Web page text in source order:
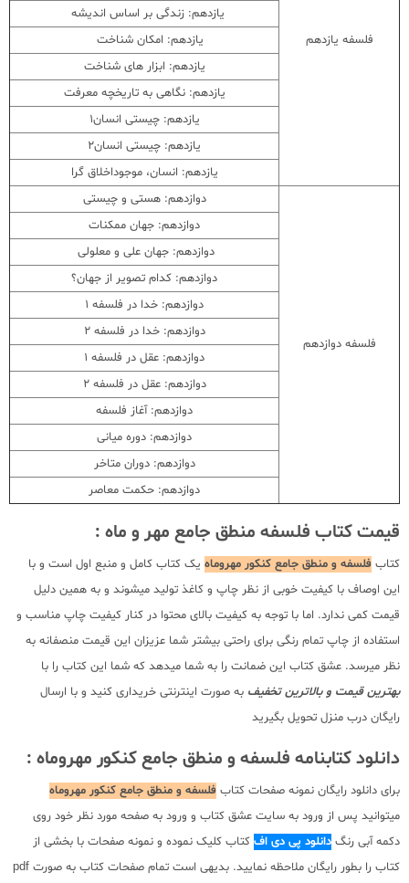
فلسفه یازدهم
یازدهم: زندگی بر اساس اندیشه
یازدهم: امکان شناخت
یازدهم: ابزار های شناخت
یازدهم: نگاهی به تاریخچه معرفت
یازدهم: چیستی انسان1
یازدهم: چیستی انسان2
یازدهم: انسان، موجوداخلاق گرا
فلسفه دوازدهم
دوازدهم: هستی و چیستی
دوازدهم: جهان ممکنات
دوازدهم: جهان علی و معلولی
دوازدهم: کدام تصویر از جهان؟
دوازدهم: خدا در فلسفه 1
دوازدهم: خدا در فلسفه 2
دوازدهم: عقل در فلسفه 1
دوازدهم: عقل در فلسفه 2
دوازدهم: آغاز فلسفه
دوازدهم: دوره میانی
دوازدهم: دوران متاخر
دوازدهم: حکمت معاصر
قیمت کتاب فلسفه منطق جامع مهر و ماه :
کتاب فلسفه و منطق جامع کنکور مهروماه یک کتاب کامل و منبع اول است و با
این اوصاف با کیفیت خوبی از نظر چاپ و کاغذ تولید میشوند و به همین دلیل
قیمت کمی ندارد. اما با توجه به کیفیت بالای محتوا در کنار کیفیت چاپ مناسب و
استفاده از چاپ تمام رنگی برای راحتی بیشتر شما عزیزان این قیمت منصفانه به
نظر میرسد. عشق کتاب این ضمانت را به شما میدهد که شما این کتاب را با
بهترین قیمت و بالاترین تخفیف به صورت اینترنتی خریداری کنید و با ارسال
رایگان درب منزل تحویل بگیرید
دانلود کتابنامه فلسفه و منطق جامع کنکور مهروماه :
برای دانلود رایگان نمونه صفحات کتاب فلسفه و منطق جامع کنکور مهروماه
میتوانید پس از ورود به سایت عشق کتاب و ورود به صفحه مورد نظر خود روی
دکمه آبی رنگ دانلود پی دی اف کتاب کلیک نموده و نمونه صفحات با بخشی از
کتاب را بطور رایگان ملاحظه نمایید. بدیهی است تمام صفحات کتاب به صورت pdf